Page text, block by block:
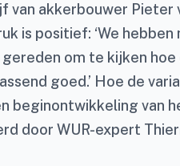
van akkerbouwer Pieter
is positief: ‘We hebben
om te kijken hoe
goed.’ Hoe de
beginontwikkeling van
door WUR-expert